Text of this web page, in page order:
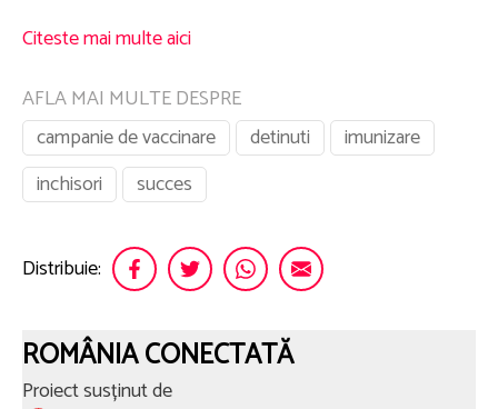
Citeste mai multe aici
AFLA MAI MULTE DESPRE
campanie de vaccinare
detinuti
imunizare
inchisori
succes
Distribuie:
ROMÂNIA CONECTATĂ
Proiect susținut de